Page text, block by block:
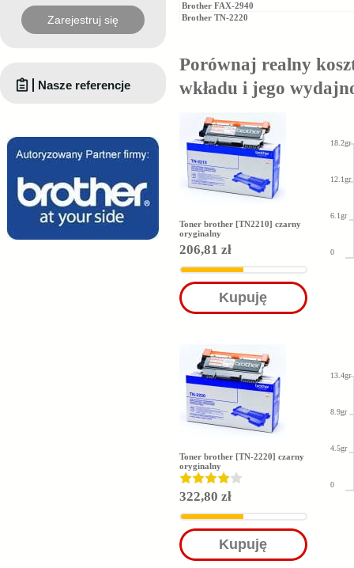
Brother FAX-2940
Brother TN-2220
Porównaj realny
wkładu i jego
Toner brother [TN2210] czarny
oryginalny
206,81 zł
Kupuję
18.2gr
12.1gr
6.1gr
0
Toner brother [TN-2220] czarny
oryginalny
322,80 zł
Kupuję
13.4gr
8.9gr
4.5gr
0
Zarejestruj się
Nasze referencje